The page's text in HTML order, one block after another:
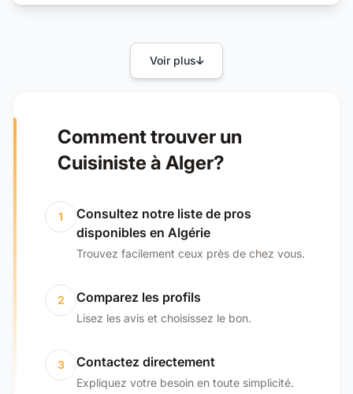
Voir plus
Comment trouver un
Cuisiniste à Alger?
1
Consultez notre liste de pros
disponibles en Algérie
Trouvez facilement ceux près de chez vous.
2 Comparez les profils
Lisez les avis et choisissez le bon.
3 Contactez directement
Expliquez votre besoin en toute simplicité.